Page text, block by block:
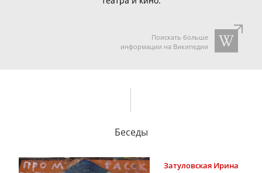
Поискать больше
информации на Википедии
Беседы
Затуловская Ирина